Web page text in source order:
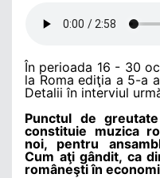
În perioada 16 - 30
la Roma ediţia a 5-a
Detalii în interviul
Punctul de
constituie muzica
noi, pentru
Cum aţi gândit, ca
româneşti în